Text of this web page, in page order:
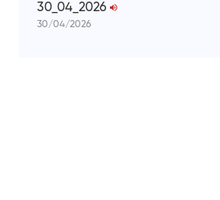
30_04_2026
30/04/2026